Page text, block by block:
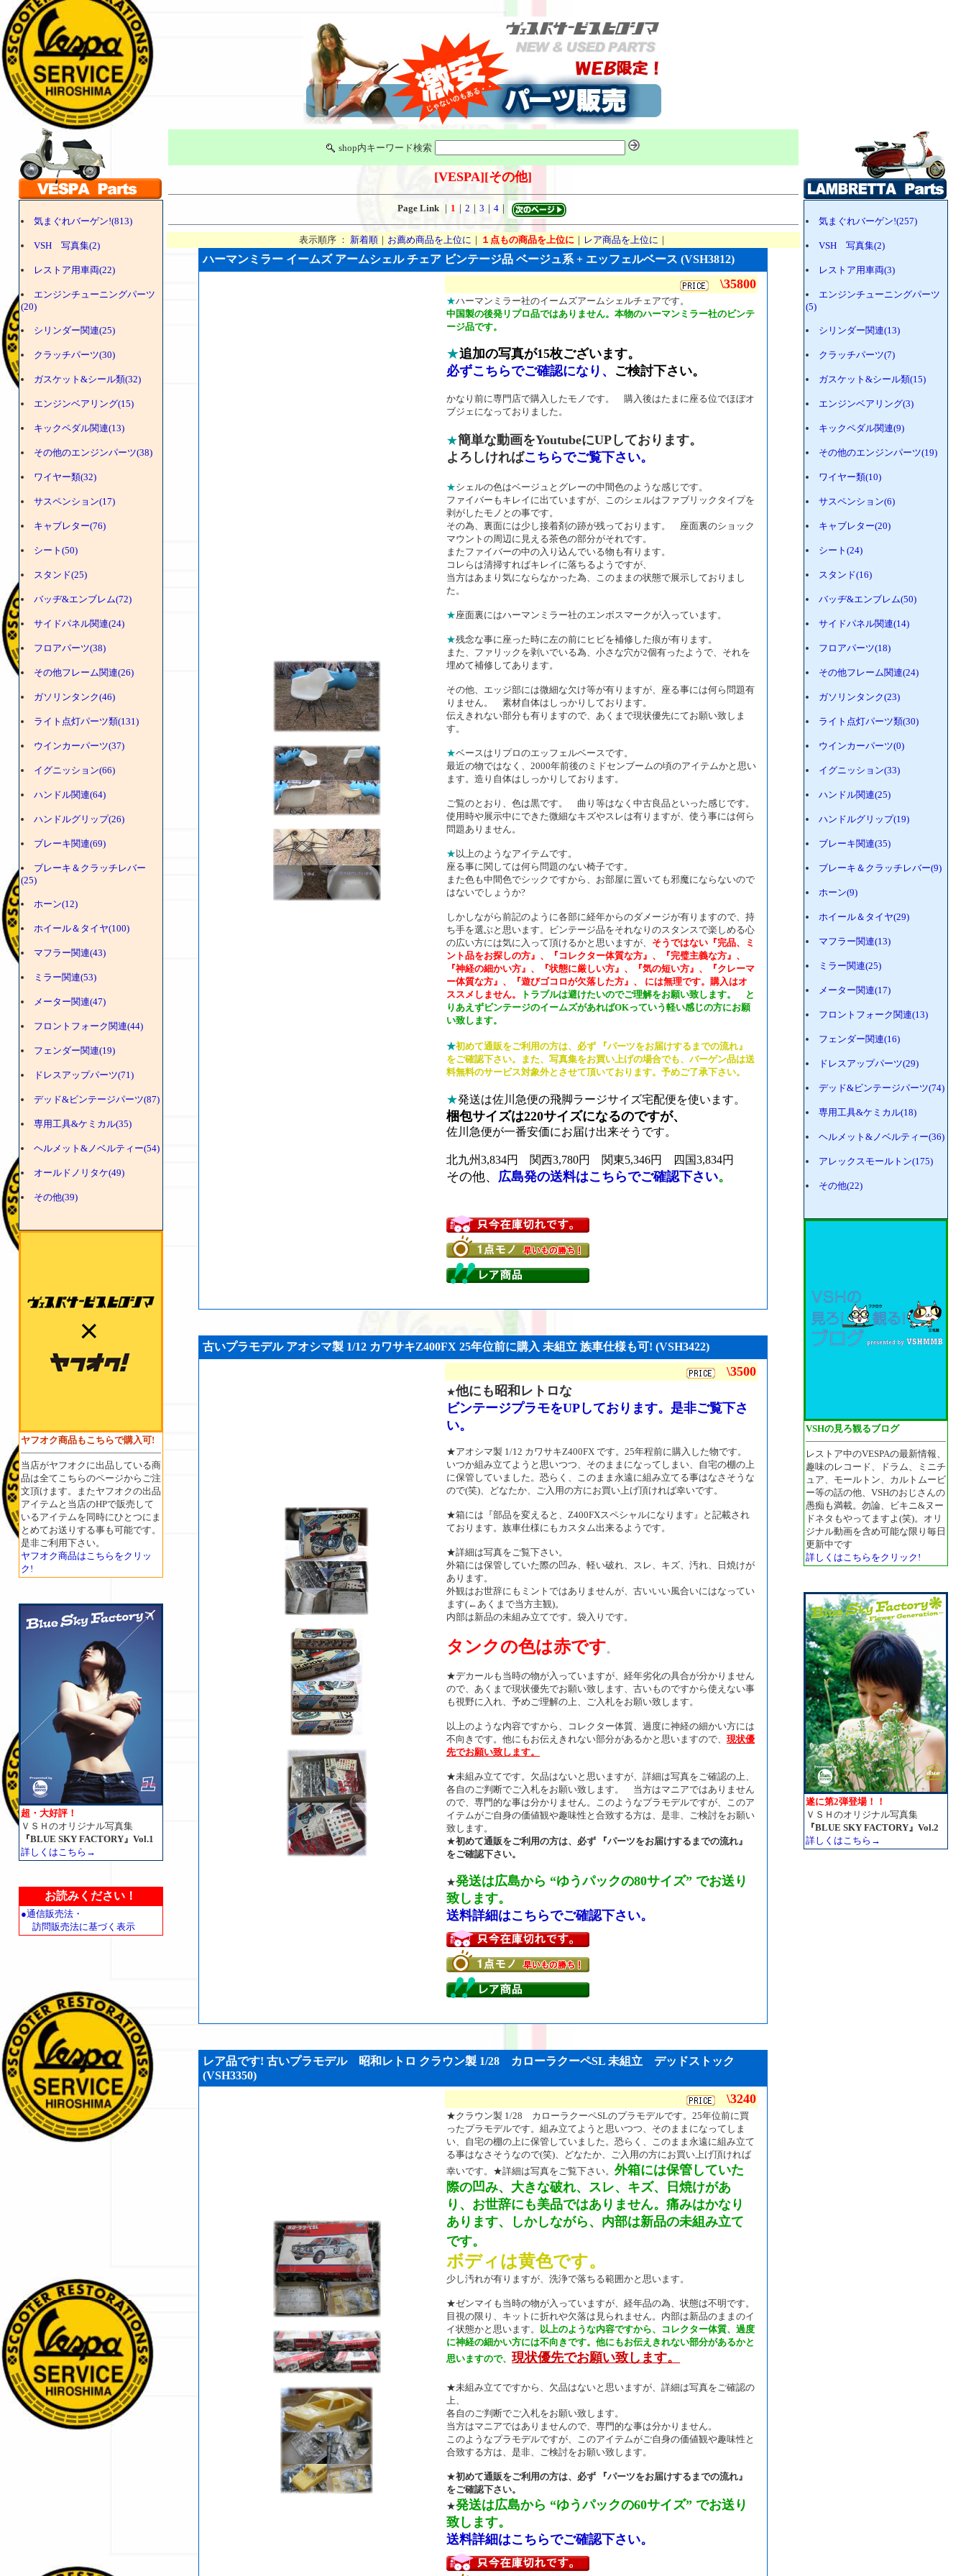
気まぐれバーゲン!(813)
VSH 写真集(2)
レストア用車両(22)
エンジンチューニングパーツ
(20)
シリンダー関連(25)
クラッチパーツ(30)
ガスケット&シール類(32)
エンジンベアリング(15)
キックペダル関連(13)
その他のエンジンパーツ(38)
ワイヤー類(32)
サスペンション(17)
キャブレター(76)
シート(50)
スタンド(25)
バッヂ&エンブレム(72)
サイドパネル関連(24)
フロアパーツ(38)
その他フレーム関連(26)
ガソリンタンク(46)
ライト点灯パーツ類(131)
ウインカーパーツ(37)
イグニッション(66)
ハンドル関連(64)
ハンドルグリップ(26)
ブレーキ関連(69)
ブレーキ＆クラッチレバー
(25)
ホーン(12)
ホイール＆タイヤ(100)
マフラー関連(43)
ミラー関連(53)
メーター関連(47)
フロントフォーク関連(44)
フェンダー関連(19)
ドレスアップパーツ(71)
デッド&ビンテージパーツ(87)
専用工具&ケミカル(35)
ヘルメット&ノベルティー(54)
オールドノリタケ(49)
その他(39)
ヤフオク商品もこちらで購入可!
当店がヤフオクに出品している商
品は全てこちらのページからご注
文頂けます。またヤフオクの出品
アイテムと当店のHPで販売して
いるアイテムを同時にひとつにま
とめてお送りする事も可能です。
是非ご利用下さい。
ヤフオク商品はこちらをクリッ
ク!
超・大好評！
ＶＳＨのオリジナル写真集
『BLUE SKY FACTORY』Vol.1
詳しくはこちら→
お読みください！
●通信販売法・
訪問販売法に基づく表示
shop内キーワード検索
[VESPA][その他]
Page Link｜ 1 ｜ 2 ｜ 3 ｜ 4｜
表示順序 ： 新着順｜ お薦め商品を上位に ｜ １点もの商品を上位に｜ レア商品を上位に ｜
ハーマンミラー イームズ アームシェル チェア ビンテージ品 ベージュ系 + エッフェルベース (VSH3812)
\35800
★ハーマンミラー社のイームズアームシェルチェアです。
中国製の後発リプロ品ではありません。本物のハーマンミラー社のビンテ
ージ品です。
★追加の写真が15枚ございます。
必ずこちらでご確認になり、 ご検討下さい。
かなり前に専門店で購入したモノです。 購入後はたまに座る位でほぼオ
ブジェになっておりました。
★簡単な動画をYoutubeにUPしております。
よろしければこちらでご覧下さい。
★シェルの色はベージュとグレーの中間色のような感じです。
ファイバーもキレイに出ていますが、このシェルはファブリックタイプを
剥がしたモノとの事です。
その為、裏面には少し接着剤の跡が残っております。 座面裏のショック
マウントの周辺に見える茶色の部分がそれです。
またファイバーの中の入り込んでいる物も有ります。
コレらは清掃すればキレイに落ちるようですが、
当方はあまり気にならなかった為、このままの状態で展示しておりまし
た。
★座面裏にはハーマンミラー社のエンボスマークが入っています。
★残念な事に座った時に左の前にヒビを補修した痕が有ります。
また、ファリックを剥いでいる為、小さな穴が2個有ったようで、それを
埋めて補修してあります。
その他、エッジ部には微細な欠け等が有りますが、座る事には何ら問題有
りません。 素材自体はしっかりしております。
伝えきれない部分も有りますので、あくまで現状優先にてお願い致しま
す。
★ベースはリプロのエッフェルベースです。
最近の物ではなく、2000年前後のミドセンブームの頃のアイテムかと思い
ます。造り自体はしっかりしております。
ご覧のとおり、色は黒です。 曲り等はなく中古良品といった感じです。
使用時や展示中にできた微細なキズやスレは有りますが、使う事には何ら
問題ありません。
★ 以上のようなアイテムです。
座る事に関しては何ら問題のない椅子です。
また色も中間色でシックですから、お部屋に置いても邪魔にならないので
はないでしょうか?
しかしながら前記のように各部に経年からのダメージが有りますので、持
ち手を選ぶと思います。ビンテージ品をそれなりのスタンスで楽しめる心
の広い方には気に入って頂けるかと思いますが、 そうではない『完品、ミ
ント品をお探しの方』、『コレクター体質な方』、『完璧主義な方』、
『神経の細かい方』、『状態に厳しい方』、『気の短い方』、『クレーマ
ー体質な方』、『遊びゴコロが欠落した方』、 には無理です。購入はオ
ススメしません。
トラブルは避けたいのでご理解をお願い致します。 と
りあえずビンテージのイームズがあればOKっていう軽い感じの方にお願
い致します。
★初めて通販をご利用の方は、必ず 『パーツをお届けするまでの流れ』
をご確認下さい。また、写真集をお買い上げの場合でも、バーゲン品は送
料無料のサービス対象外とさせて頂いております。予めご了承下さい。
★発送は佐川急便の飛脚ラージサイズ宅配便を使います。
梱包サイズは220サイズになるのですが、
佐川急便が一番安価にお届け出来そうです。
北九州3,834円 関西3,780円 関東5,346円 四国3,834円
その他、 広島発の送料はこちらでご確認下さい。
古いプラモデル アオシマ製 1/12 カワサキZ400FX 25年位前に購入 未組立 族車仕様も可! (VSH3422)
\3500
★他にも昭和レトロな
ビンテージプラモをUPしております。是非ご覧下さ
い。
★アオシマ製 1/12 カワサキZ400FX です。25年程前に購入した物です。
いつか組み立てようと思いつつ、そのままになってしまい、自宅の棚の上
に保管していました。恐らく、このまま永遠に組み立てる事はなさそうな
ので(笑)、どなたか、ご入用の方にお買い上げ頂ければ幸いです。
★箱には『部品を変えると、Z400FXスペシャルになります』と記載され
ております。族車仕様にもカスタム出来るようです。
★詳細は写真をご覧下さい。
外箱には保管していた際の凹み、軽い破れ、スレ、キズ、汚れ、日焼けが
あります。
外観はお世辞にもミントではありませんが、古いいい風合いにはなってい
ます(←あくまで当方主観)。
内部は新品の未組み立てです。袋入りです。
タンクの色は赤です。
★デカールも当時の物が入っていますが、経年劣化の具合が分かりません
ので、あくまで現状優先でお願い致します、古いものですから使えない事
も視野に入れ、予めご理解の上、ご入札をお願い致します。
以上のような内容ですから、コレクター体質、過度に神経の細かい方には
不向きです。他にもお伝えきれない部分があるかと思いますので、 現状優
先でお願い致します。
★未組み立てです。欠品はないと思いますが、詳細は写真をご確認の上、
各自のご判断でご入札をお願い致します。 当方はマニアではありません
ので、専門的な事は分かりません。このようなプラモデルですが、このア
イテムがご自身の価値観や趣味性と合致する方は、是非、ご検討をお願い
致します。
★初めて通販をご利用の方は、必ず 『パーツをお届けするまでの流れ』
をご確認下さい。
★発送は広島から “ゆうパックの80サイズ” でお送り
致します。
送料詳細はこちらでご確認下さい。
レア品です! 古いプラモデル 昭和レトロ クラウン製 1/28 カローラクーペSL 未組立 デッドストック
(VSH3350)
\3240
★クラウン製 1/28 カローラクーペSLのプラモデルです。25年位前に買
ったプラモデルです。組み立てようと思いつつ、そのままになってしま
い、自宅の棚の上に保管していました。恐らく、このまま永遠に組み立て
る事はなさそうなので(笑)、どなたか、ご入用の方にお買い上げ頂ければ
幸いです。★詳細は写真をご覧下さい。 外箱には保管していた
際の凹み、大きな破れ、スレ、キズ、日焼けがあ
り、お世辞にも美品ではありません。痛みはかなり
あります、しかしながら、内部は新品の未組み立て
です。
ボディは黄色です。
少し汚れが有りますが、洗浄で落ちる範囲かと思います。
★ゼンマイも当時の物が入っていますが、経年品の為、状態は不明です。
目視の限り、キットに折れや欠落は見られません。内部は新品のままのイ
イ状態かと思います。 以上のような内容ですから、コレクター体質、過度
に神経の細かい方には不向きです。他にもお伝えきれない部分があるかと
思いますので、 現状優先でお願い致します。
★未組み立てですから、欠品はないと思いますが、詳細は写真をご確認の
上、
各自のご判断でご入札をお願い致します。
当方はマニアではありませんので、専門的な事は分かりません。
このようなプラモデルですが、このアイテムがご自身の価値観や趣味性と
合致する方は、是非、ご検討をお願い致します。
★初めて通販をご利用の方は、必ず 『パーツをお届けするまでの流れ』
をご確認下さい。
★発送は広島から “ゆうパックの60サイズ” でお送り
致します。
送料詳細はこちらでご確認下さい。
気まぐれバーゲン!(257)
VSH 写真集(2)
レストア用車両(3)
エンジンチューニングパーツ
(5)
シリンダー関連(13)
クラッチパーツ(7)
ガスケット&シール類(15)
エンジンベアリング(3)
キックペダル関連(9)
その他のエンジンパーツ(19)
ワイヤー類(10)
サスペンション(6)
キャブレター(20)
シート(24)
スタンド(16)
バッヂ&エンブレム(50)
サイドパネル関連(14)
フロアパーツ(18)
その他フレーム関連(24)
ガソリンタンク(23)
ライト点灯パーツ類(30)
ウインカーパーツ(0)
イグニッション(33)
ハンドル関連(25)
ハンドルグリップ(19)
ブレーキ関連(35)
ブレーキ＆クラッチレバー(9)
ホーン(9)
ホイール＆タイヤ(29)
マフラー関連(13)
ミラー関連(25)
メーター関連(17)
フロントフォーク関連(13)
フェンダー関連(16)
ドレスアップパーツ(29)
デッド&ビンテージパーツ(74)
専用工具&ケミカル(18)
ヘルメット&ノベルティー(36)
アレックスモールトン(175)
その他(22)
VSHの見ろ観るブログ
レストア中のVESPAの最新情報、
趣味のレコード、ドラム、ミニチ
ュア、モールトン、カルトムービ
ー等の話の他、VSHのおじさんの
愚痴も満載。勿論、ビキニ&ヌー
ドネタもやってますよ(笑)。オリ
ジナル動画を含め可能な限り毎日
更新中です
詳しくはこちらをクリック!
遂に第2弾登場！！
ＶＳＨのオリジナル写真集
『BLUE SKY FACTORY』Vol.2
詳しくはこちら→